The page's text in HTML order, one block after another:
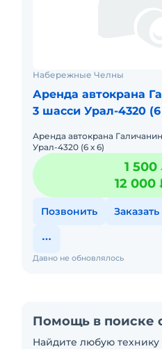
Набережные Челны
Аренда автокрана
3 шасси Урал-4320 (6
Аренда автокрана
Урал-4320 (6 х 6)
1 500
12 000
Позвонить Заказать
Давно не обновлялось
Помощь в поиске
Найдите любую